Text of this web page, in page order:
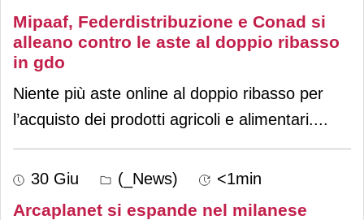
Mipaaf, Federdistribuzione e Conad si
alleano contro le aste al doppio ribasso
in gdo
Niente più aste online al doppio ribasso per
l’acquisto dei prodotti agricoli e alimentari....
30 Giu (_News) <1min
Arcaplanet si espande nel milanese